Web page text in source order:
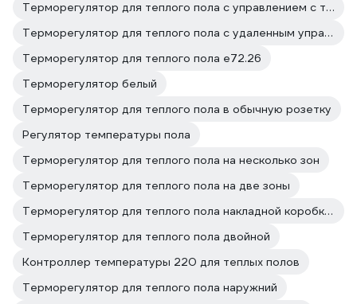
Терморегулятор для теплого пола с управлением с телефона
Терморегулятор для теплого пола с удаленным управлением
Терморегулятор для теплого пола е72.26
Терморегулятор белый
Терморегулятор для теплого пола в обычную розетку
Регулятор температуры пола
Терморегулятор для теплого пола на несколько зон
Терморегулятор для теплого пола на две зоны
Терморегулятор для теплого пола накладной коробкой
Терморегулятор для теплого пола двойной
Контроллер температуры 220 для теплых полов
Терморегулятор для теплого пола наружний